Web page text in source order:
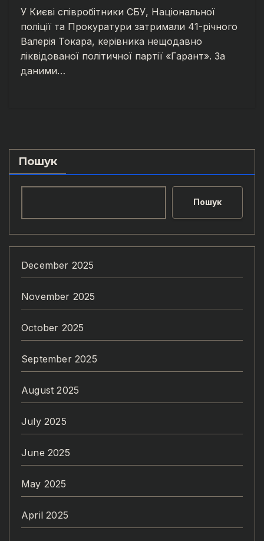
У Києві співробітники СБУ, Національної
поліції та Прокуратури затримали 41-річного
Валерія Токара, керівника нещодавно
ліквідованої політичної партії «Гарант». За
даними…
Пошук
Пошук
December 2025
November 2025
October 2025
September 2025
August 2025
July 2025
June 2025
May 2025
April 2025